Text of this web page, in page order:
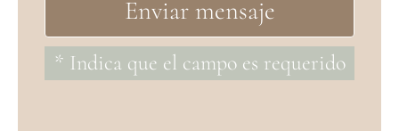
* Indica que el campo es requerido